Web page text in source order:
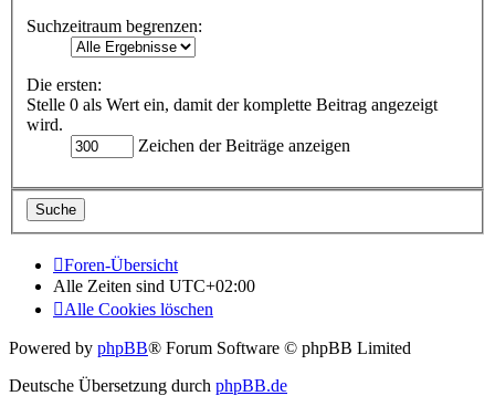
Suchzeitraum begrenzen:
Die ersten:
Stelle 0 als Wert ein, damit der komplette Beitrag angezeigt
wird.
Zeichen der Beiträge anzeigen
Foren-Übersicht
Alle Zeiten sind UTC+02:00
Alle Cookies löschen
Powered by phpBB® Forum Software © phpBB Limited
Deutsche Übersetzung durch phpBB.de